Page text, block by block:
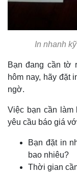
In nhanh
Bạn đang cần tờ
hôm nay, hãy đặt
ngờ.
Việc bạn cần làm
yêu cầu báo giá
Bạn đặt in
bao nhiêu?
Thời gian